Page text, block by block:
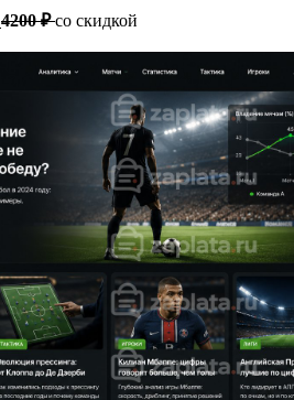
4200₽ со скидкой